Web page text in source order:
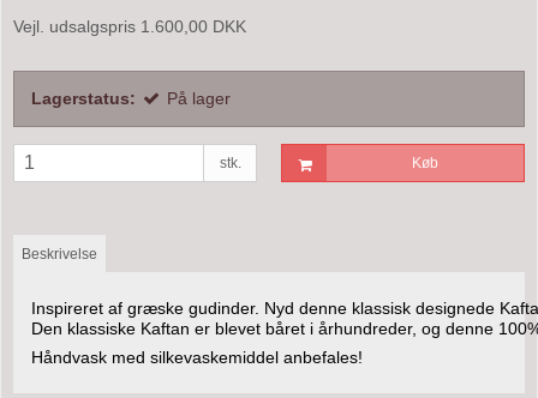
Vejl. udsalgspris 1.600,00 DKK
Lagerstatus: På lager
stk. Køb
Beskrivelse
Inspireret af græske gudinder. Nyd denne klassisk designede
Den klassiske Kaftan er blevet båret i århundreder, og denne
Håndvask med silkevaskemiddel anbefales!